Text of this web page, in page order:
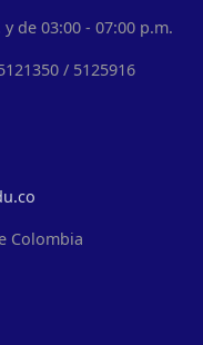
de 03:00 - 07:00 p.m.
/ 5125916
Colombia